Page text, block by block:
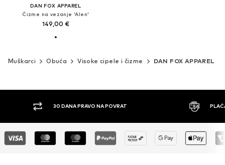
DAN FOX APPAREL
Čizme na vezanje 'Alen'
149,00 €
Muškarci Obuća Visoke cipele i čizme DAN FOX APPAREL
30 DANA PRAVO NA POVRAT